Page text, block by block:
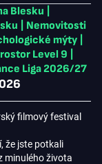
Blesku
Nemovitosti
mýty
Level 9
Liga 2026/27
filmový festival
že jste potkali
minulého života